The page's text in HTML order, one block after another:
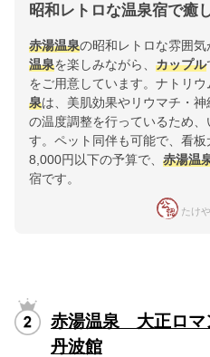
昭和レトロな温泉宿で癒
赤湯温泉の昭和レトロな雰囲
温泉を楽しみながら、 カップル
をご用意しています。ナトリ
泉は、美肌効果やリウマチ・
の温度調整を行っているため
す。ペット同伴も可能で、看
8,000円以下の予算で、 赤湯温
宿です。
たけ
赤湯温泉 大正ロ
丹波館